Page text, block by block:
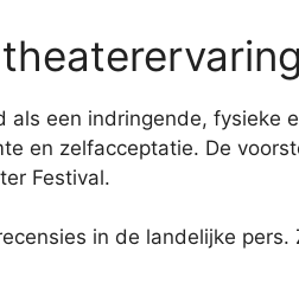
als een indringende, fysieke
en zelfacceptatie. De
Festival.
in de landelijke